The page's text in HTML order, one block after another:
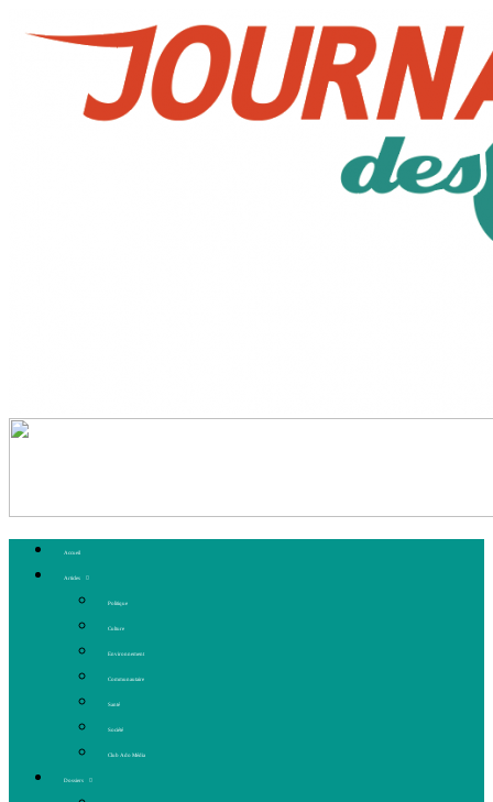
Accueil
Articles
Politique
Culture
Environnement
Communautaire
Santé
Société
Club Ado Média
Dossiers